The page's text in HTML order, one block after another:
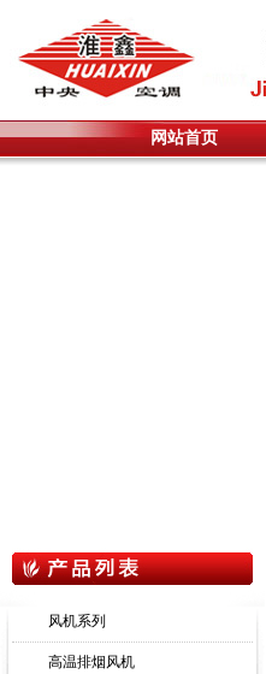
网站首页
风机系列
高温排烟风机